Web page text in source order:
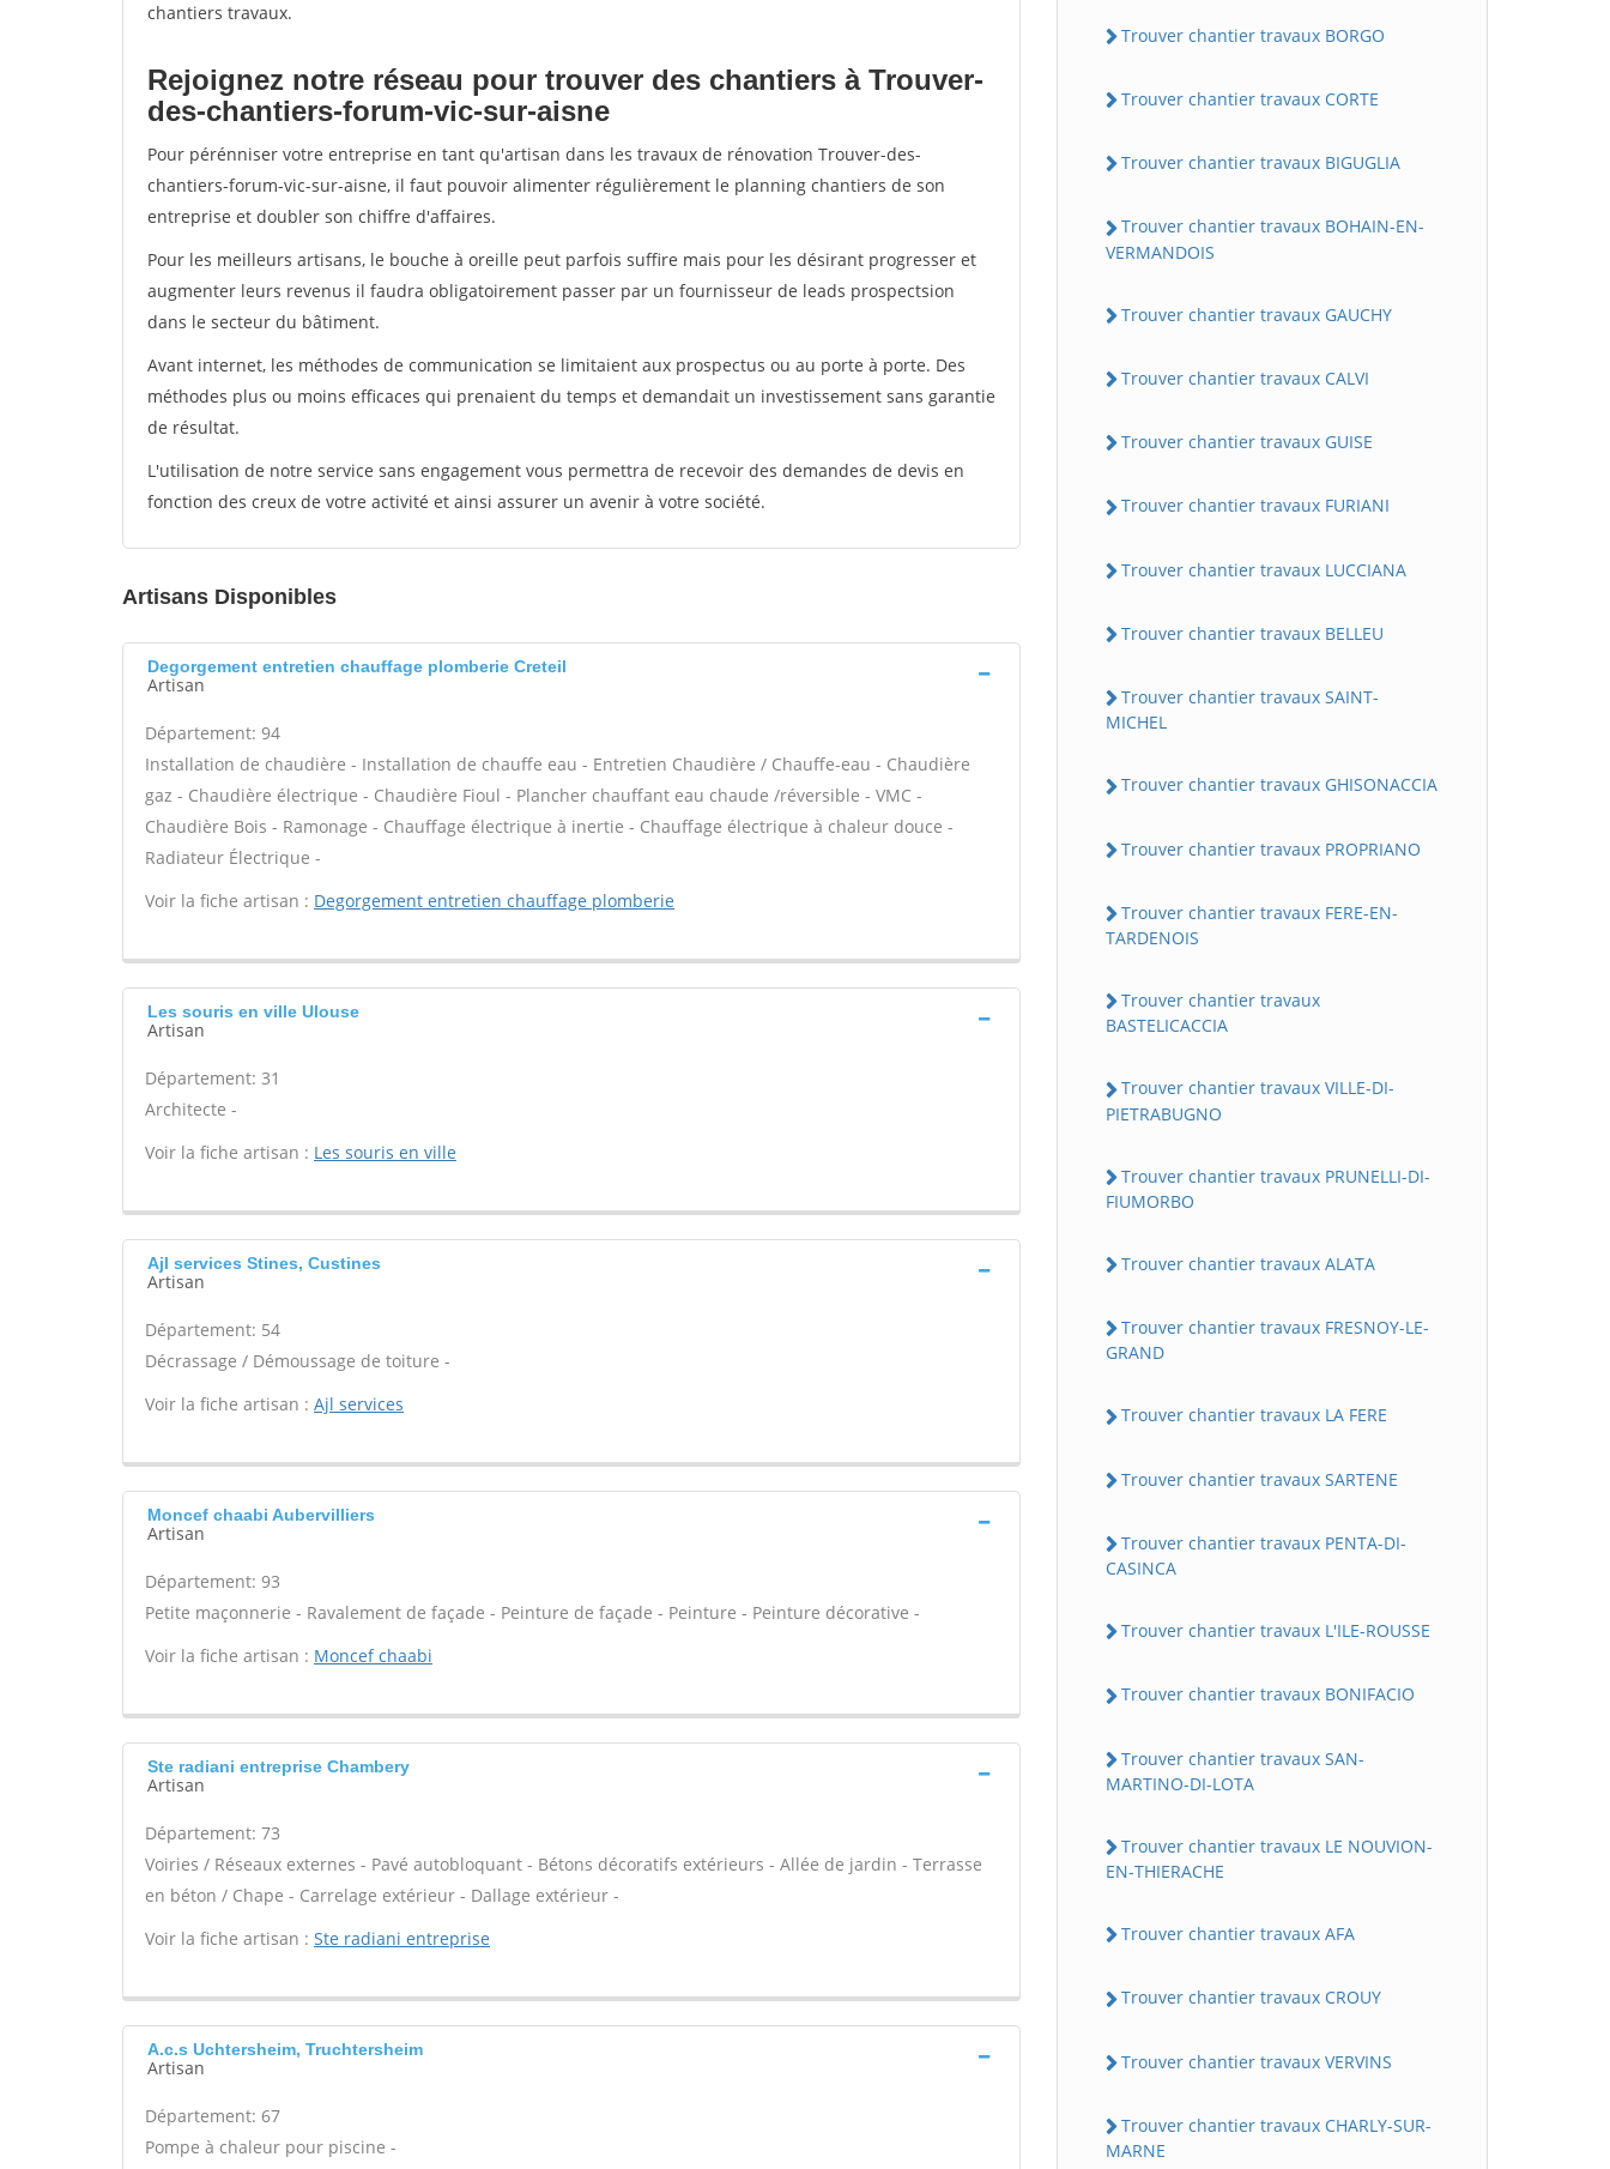
chantiers travaux.
Rejoignez notre réseau pour trouver des chantiers à Trouver-
des-chantiers-forum-vic-sur-aisne
Pour pérénniser votre entreprise en tant qu'artisan dans les travaux de rénovation Trouver-des-
chantiers-forum-vic-sur-aisne, il faut pouvoir alimenter régulièrement le planning chantiers de son
entreprise et doubler son chiffre d'affaires.
Pour les meilleurs artisans, le bouche à oreille peut parfois suffire mais pour les désirant progresser et
augmenter leurs revenus il faudra obligatoirement passer par un fournisseur de leads prospectsion
dans le secteur du bâtiment.
Avant internet, les méthodes de communication se limitaient aux prospectus ou au porte à porte. Des
méthodes plus ou moins efficaces qui prenaient du temps et demandait un investissement sans garantie
de résultat.
L'utilisation de notre service sans engagement vous permettra de recevoir des demandes de devis en
fonction des creux de votre activité et ainsi assurer un avenir à votre société.
Artisans Disponibles
Degorgement entretien chauffage plomberie Creteil
Artisan
Département: 94
Installation de chaudière - Installation de chauffe eau - Entretien Chaudière / Chauffe-eau - Chaudière
gaz - Chaudière électrique - Chaudière Fioul - Plancher chauffant eau chaude /réversible - VMC -
Chaudière Bois - Ramonage - Chauffage électrique à inertie - Chauffage électrique à chaleur douce -
Radiateur Électrique -
Voir la fiche artisan : Degorgement entretien chauffage plomberie
Les souris en ville Ulouse
Artisan
Département: 31
Architecte -
Voir la fiche artisan : Les souris en ville
Ajl services Stines, Custines
Artisan
Département: 54
Décrassage / Démoussage de toiture -
Voir la fiche artisan : Ajl services
Moncef chaabi Aubervilliers
Artisan
Département: 93
Petite maçonnerie - Ravalement de façade - Peinture de façade - Peinture - Peinture décorative -
Voir la fiche artisan : Moncef chaabi
Ste radiani entreprise Chambery
Artisan
Département: 73
Voiries / Réseaux externes - Pavé autobloquant - Bétons décoratifs extérieurs - Allée de jardin - Terrasse
en béton / Chape - Carrelage extérieur - Dallage extérieur -
Voir la fiche artisan : Ste radiani entreprise
A.c.s Uchtersheim, Truchtersheim
Artisan
Département: 67
Pompe à chaleur pour piscine -
Trouver chantier travaux BORGO
Trouver chantier travaux CORTE
Trouver chantier travaux BIGUGLIA
Trouver chantier travaux BOHAIN-EN-
VERMANDOIS
Trouver chantier travaux GAUCHY
Trouver chantier travaux CALVI
Trouver chantier travaux GUISE
Trouver chantier travaux FURIANI
Trouver chantier travaux LUCCIANA
Trouver chantier travaux BELLEU
Trouver chantier travaux SAINT-
MICHEL
Trouver chantier travaux GHISONACCIA
Trouver chantier travaux PROPRIANO
Trouver chantier travaux FERE-EN-
TARDENOIS
Trouver chantier travaux
BASTELICACCIA
Trouver chantier travaux VILLE-DI-
PIETRABUGNO
Trouver chantier travaux PRUNELLI-DI-
FIUMORBO
Trouver chantier travaux ALATA
Trouver chantier travaux FRESNOY-LE-
GRAND
Trouver chantier travaux LA FERE
Trouver chantier travaux SARTENE
Trouver chantier travaux PENTA-DI-
CASINCA
Trouver chantier travaux L'ILE-ROUSSE
Trouver chantier travaux BONIFACIO
Trouver chantier travaux SAN-
MARTINO-DI-LOTA
Trouver chantier travaux LE NOUVION-
EN-THIERACHE
Trouver chantier travaux AFA
Trouver chantier travaux CROUY
Trouver chantier travaux VERVINS
Trouver chantier travaux CHARLY-SUR-
MARNE